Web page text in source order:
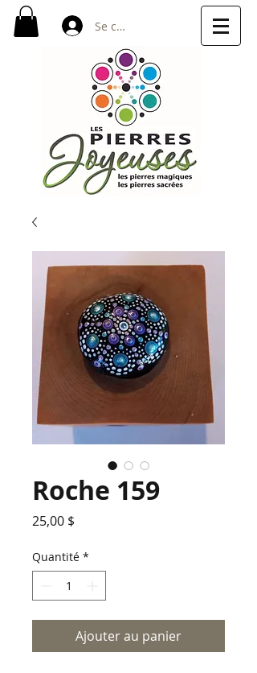
Se connecter
Roche 159
25,00 $
Quantité *
Ajouter au panier